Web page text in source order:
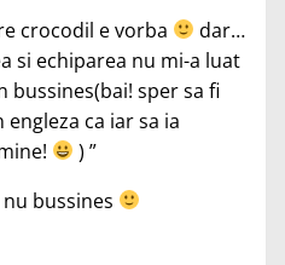
crocodil e vorba
dar…
si echiparea nu mi-a luat
bussines(bai! sper sa fi
ca iar sa ia
) ”
bussines